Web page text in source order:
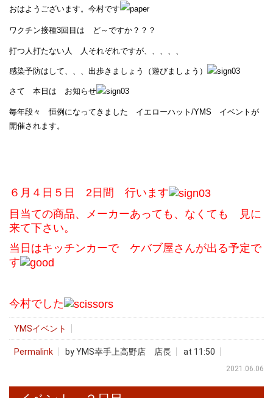
おはようございます。今村です
ワクチン接種3回目は ど～ですか？？？
打つ人打たない人 人それぞれですが、、、、、
感染予防はして、、、出歩きましょう（遊びましょう）
さて 本日は お知らせ
毎年段々 恒例になってきました イエローハット/YMS イベントが
開催されます。
６月４日５日 2日間 行います
目当ての商品、メーカーあっても、なくても 見に
来て下さい。
当日はキッチンカーで ケバブ屋さんが出る予定で
す
今村でした
YMSイベント
Permalink by YMS幸手上高野店 店長 at 11:50
2021.06.06